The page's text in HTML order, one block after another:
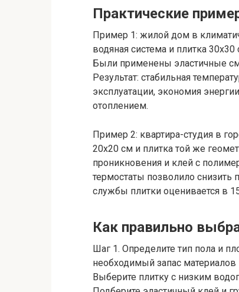
Практические
Пример 1: жилой дом в
водяная система и плитка
Были применены эластичные
Результат: стабильная
эксплуатации, экономия
отоплением.
Пример 2: квартира-студия в
20х20 см и плитка той же
проникновения и клей с
термостаты позволило
службы плитки оценивается в
Как правильно
Шаг 1. Определите тип пола и
необходимый запас
Выберите плитку с низким